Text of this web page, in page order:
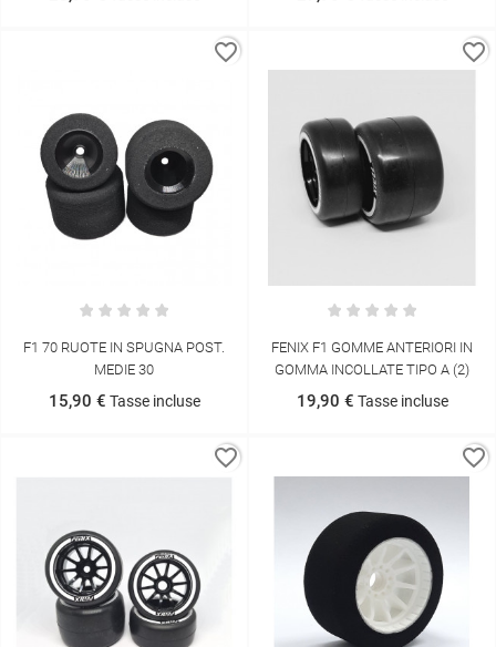
F1 70 RUOTE IN SPUGNA POST.
MEDIE 30
15,90 € Tasse incluse
favorite_border
FENIX F1 GOMME ANTERIORI IN
GOMMA INCOLLATE TIPO A (2)
19,90 € Tasse incluse
favorite_border
favorite_border favorite_border